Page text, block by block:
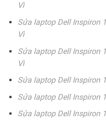
Vì
Sửa laptop Dell Inspiron
Vì
Sửa laptop Dell Inspiron
Vì
Sửa laptop Dell Inspiron
Sửa laptop Dell Inspiron
Sửa laptop Dell Inspiron